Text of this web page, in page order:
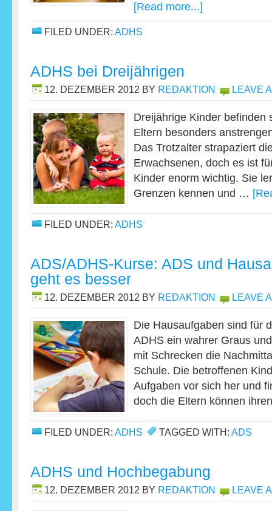
[Read more...]
FILED UNDER: ADHS
ADHS bei Dreijährigen
12. DEZEMBER 2012 BY REDAKTION LEAVE
Dreijährige Kinder befinden
Eltern besonders
Das Trotzalter strapaziert
Erwachsenen, doch es ist
Kinder enorm wichtig. Sie
Grenzen kennen und …
FILED UNDER: ADHS
ADS/ADHS-Kurse: ADS und
geht es besser
12. DEZEMBER 2012 BY REDAKTION LEAVE
Die Hausaufgaben sind für
ADHS ein wahrer Graus
mit Schrecken die
Schule. Die betroffenen
Aufgaben vor sich her und
doch die Eltern können
FILED UNDER: ADHS TAGGED WITH: ADS
ADHS und Hochbegabung
12. DEZEMBER 2012 BY REDAKTION LEAVE